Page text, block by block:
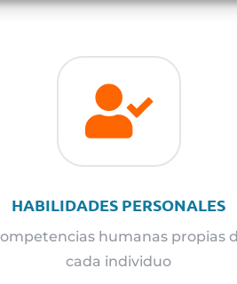

HABILIDADES PERSONALES
humanas propias
cada individuo